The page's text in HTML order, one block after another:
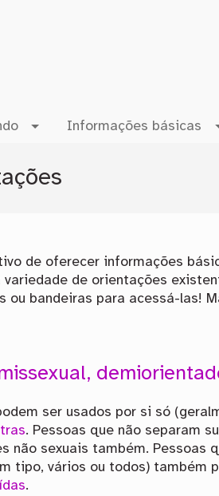
Informações básicas
de oferecer informações
de orientações
ou bandeiras para acessá-las!
ser usados por si só
. Pessoas que não separam
não sexuais também.
tipo, vários ou todos) também
.